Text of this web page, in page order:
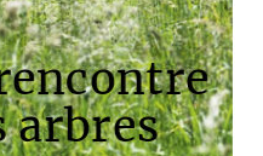
arbres